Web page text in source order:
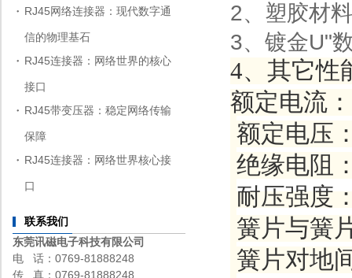
RJ45网络连接器：现代数字通
信的物理基石
RJ45连接器：网络世界的核心
接口
RJ45带变压器：稳定网络传输
保障
RJ45连接器：网络世界核心接
口
联系我们
东莞讯磁电子科技有限公司
电 话：0769-81888248
传 真：0769-81888248
2、塑胶材
3、镀金U"
4、其它性
额定电流：
额定电压
绝缘电阻
耐压强度
簧片与簧
簧片对地